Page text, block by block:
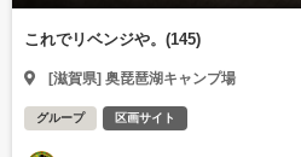
これでリベンジや。(145)
[滋賀県] 奥琵琶湖キャンプ場
グループ 区画サイト